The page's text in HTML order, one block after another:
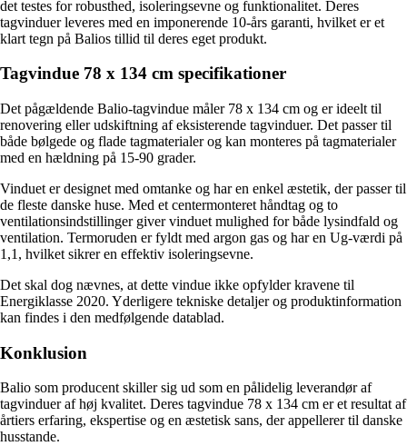
det testes for robusthed, isoleringsevne og funktionalitet. Deres
tagvinduer leveres med en imponerende 10-års garanti, hvilket er et
klart tegn på Balios tillid til deres eget produkt.
Tagvindue 78 x 134 cm specifikationer
Det pågældende Balio-tagvindue måler 78 x 134 cm og er ideelt til
renovering eller udskiftning af eksisterende tagvinduer. Det passer til
både bølgede og flade tagmaterialer og kan monteres på tagmaterialer
med en hældning på 15-90 grader.
Vinduet er designet med omtanke og har en enkel æstetik, der passer til
de fleste danske huse. Med et centermonteret håndtag og to
ventilationsindstillinger giver vinduet mulighed for både lysindfald og
ventilation. Termoruden er fyldt med argon gas og har en Ug-værdi på
1,1, hvilket sikrer en effektiv isoleringsevne.
Det skal dog nævnes, at dette vindue ikke opfylder kravene til
Energiklasse 2020. Yderligere tekniske detaljer og produktinformation
kan findes i den medfølgende datablad.
Konklusion
Balio som producent skiller sig ud som en pålidelig leverandør af
tagvinduer af høj kvalitet. Deres tagvindue 78 x 134 cm er et resultat af
årtiers erfaring, ekspertise og en æstetisk sans, der appellerer til danske
husstande.